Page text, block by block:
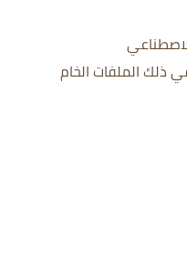
ذلك الملفات الخام